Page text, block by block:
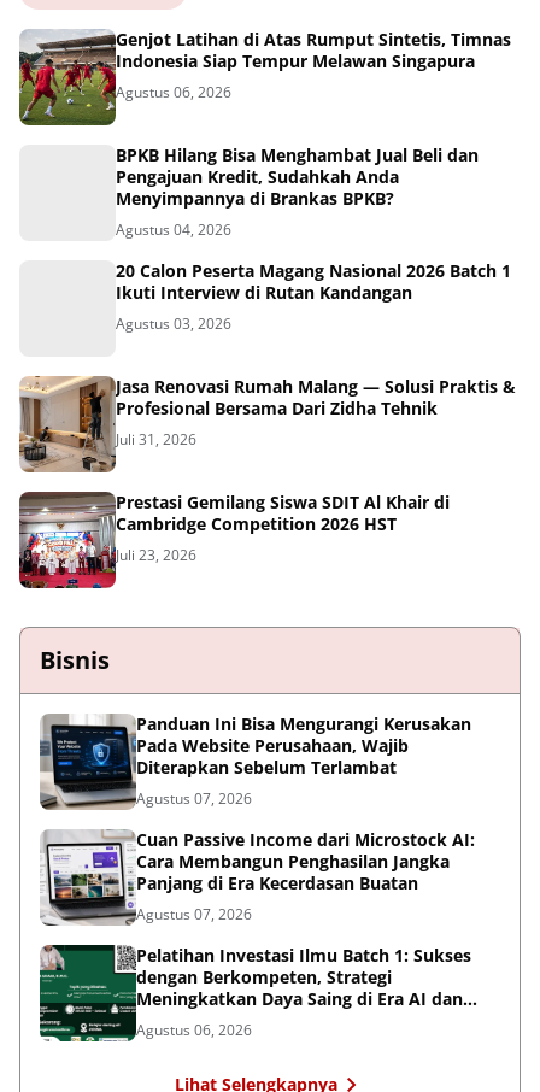
Genjot Latihan di Atas Rumput Sintetis, Timnas
Indonesia Siap Tempur Melawan Singapura
Agustus 06, 2026
BPKB Hilang Bisa Menghambat Jual Beli dan
Pengajuan Kredit, Sudahkah Anda
Menyimpannya di Brankas BPKB?
Agustus 04, 2026
20 Calon Peserta Magang Nasional 2026 Batch 1
Ikuti Interview di Rutan Kandangan
Agustus 03, 2026
Jasa Renovasi Rumah Malang — Solusi Praktis &
Profesional Bersama Dari Zidha Tehnik
Juli 31, 2026
Prestasi Gemilang Siswa SDIT Al Khair di
Cambridge Competition 2026 HST
Juli 23, 2026
Bisnis
Panduan Ini Bisa Mengurangi Kerusakan
Pada Website Perusahaan, Wajib
Diterapkan Sebelum Terlambat
Agustus 07, 2026
Cuan Passive Income dari Microstock AI:
Cara Membangun Penghasilan Jangka
Panjang di Era Kecerdasan Buatan
Agustus 07, 2026
Pelatihan Investasi Ilmu Batch 1: Sukses
dengan Berkompeten, Strategi
Meningkatkan Daya Saing di Era AI dan
Persaingan Global
Agustus 06, 2026
Lihat Selengkapnya